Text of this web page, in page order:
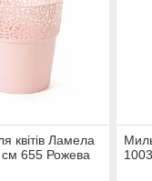
квітів Ламела
655 Рожева